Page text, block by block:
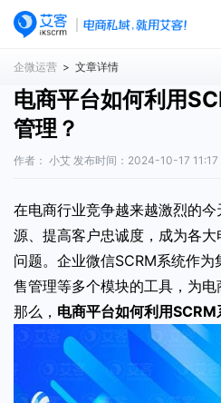
企微运营 > 文章详情
电商平台如何利用
管理？
作者： 小艾 发布时间：2024-10-17 11:17
在电商行业竞争越来越激烈的
源、提高客户忠诚度，成为各
问题。企业微信SCRM系统作
售管理等多个模块的工具，为电
那么， 电商平台如何利用